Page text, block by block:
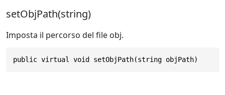
setObjPath(string)
Imposta il percorso del file obj.
public virtual void setObjPath(string objPath)